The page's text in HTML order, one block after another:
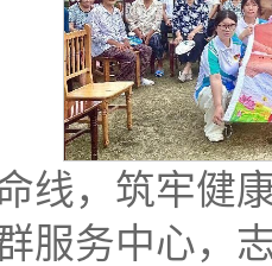
线，筑牢
服务中心，